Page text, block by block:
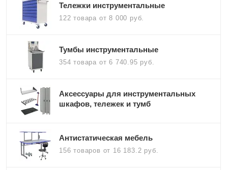
Тележки инструментальные
122 товара от 8 000 руб.
Тумбы инструментальные
354 товара от 6 740.95 руб.
Аксессуары для инструментальных
шкафов, тележек и тумб
Антистатическая мебель
156 товаров от 16 183.2 руб.